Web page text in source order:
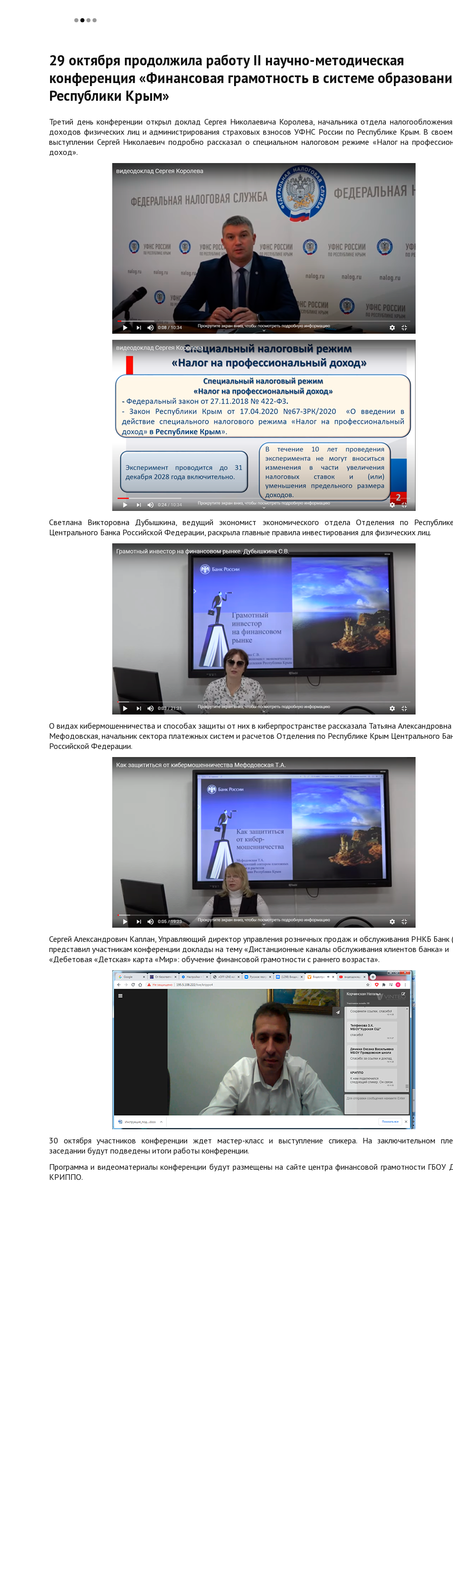
29 октября продолжила работу II научно-методическая
конференция «Финансовая грамотность в системе
Республики Крым»
Третий день конференции открыл доклад Сергея Николаевича Королева, начальника отдела налогообложения
доходов физических лиц и администрирования страховых взносов УФНС России по Республике Крым. В своем
выступлении Сергей Николаевич подробно рассказал о специальном налоговом режиме «Налог на
доход».
Светлана Викторовна Дубышкина, ведущий экономист экономического отдела Отделения по
Центрального Банка Российской Федерации, раскрыла главные правила инвестирования для физических лиц.
О видах кибермошенничества и способах защиты от них в киберпространстве рассказала Татьяна Александровна
Мефодовская, начальник сектора платежных систем и расчетов Отделения по Республике Крым Центрального
Российской Федерации.
Сергей Александрович Каплан, Управляющий директор управления розничных продаж и обслуживания РНКБ
представил участникам конференции доклады на тему «Дистанционные каналы обслуживания клиентов банка» и
«Дебетовая «Детская» карта «Мир»: обучение финансовой грамотности с раннего возраста».
30 октября участников конференции ждет мастер-класс и выступление спикера. На заключительном
заседании будут подведены итоги работы конференции.
Программа и видеоматериалы конференции будут размещены на сайте центра финансовой грамотности
КРИППО.